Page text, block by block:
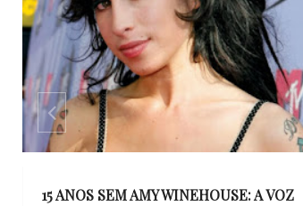
15 ANOS SEM AMY WINEHOUSE: A VOZ